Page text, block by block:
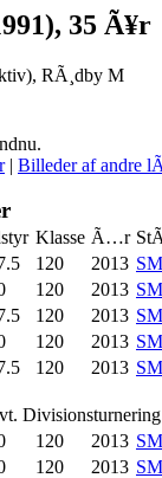
35 Ã¥r
RÃ¸dby M
| Billeder af andre
Klasse Ã…r
120 2013 SM
120 2013 SM
120 2013 SM
120 2013 SM
120 2013 SM
120 2013 SM
120 2013 SM